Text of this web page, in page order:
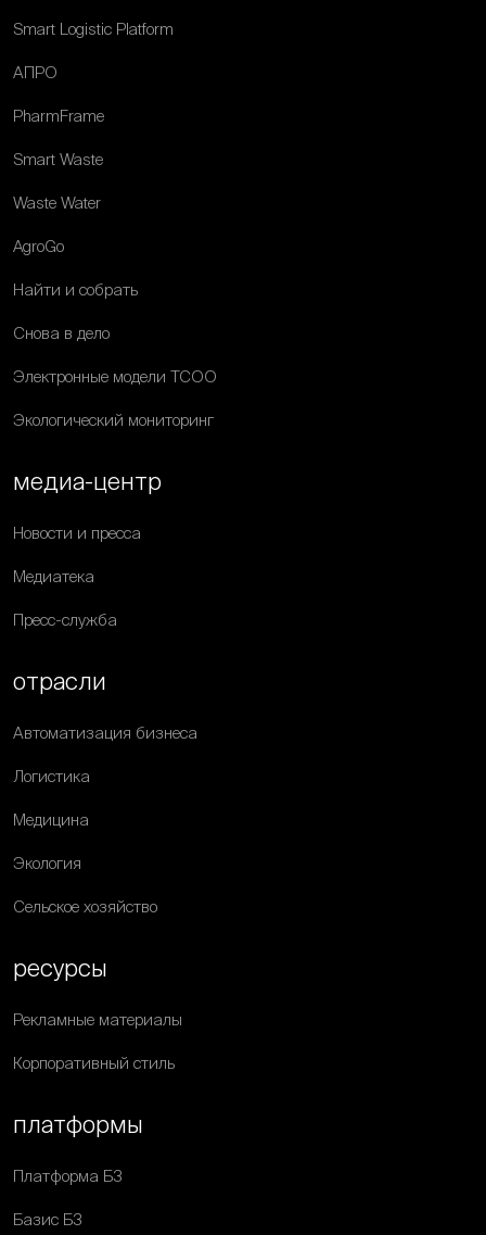
Smart Logistic Platform
АПРО
PharmFrame
Smart Waste
Waste Water
AgroGo
Найти и собрать
Снова в дело
Электронные модели ТСОО
Экологический мониторинг
медиа-центр
Новости и пресса
Медиатека
Пресс-служба
отрасли
Автоматизация бизнеса
Логистика
Медицина
Экология
Сельское хозяйство
ресурсы
Рекламные материалы
Корпоративный стиль
платформы
Платформа Б3
Базис Б3